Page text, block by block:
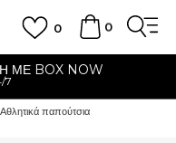
0
0
ΜΕ BOX NOW
7
Αθλητικά παπούτσια